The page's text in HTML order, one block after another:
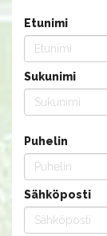
Etunimi
Sukunimi
Puhelin
Sähköposti